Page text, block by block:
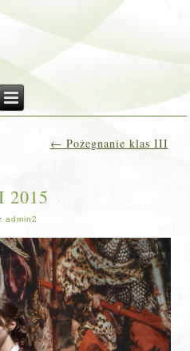
← Pożegnanie klas III
2015
admin2